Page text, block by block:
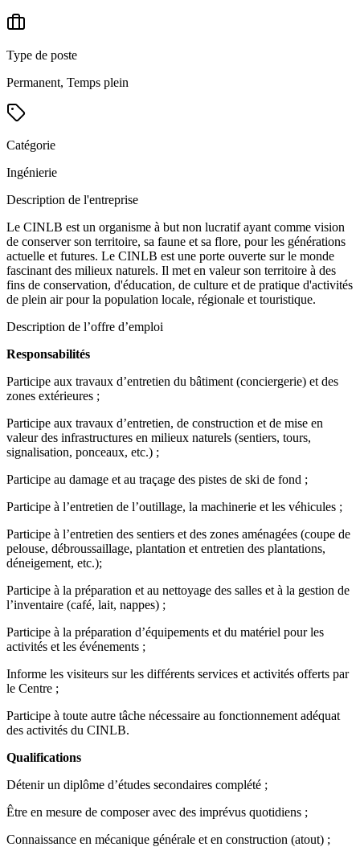
Type de poste
Permanent, Temps plein
Catégorie
Ingénierie
Description de l'entreprise
Le CINLB est un organisme à but non lucratif ayant comme vision
de conserver son territoire, sa faune et sa flore, pour les générations
actuelle et futures. Le CINLB est une porte ouverte sur le monde
fascinant des milieux naturels. Il met en valeur son territoire à des
fins de conservation, d'éducation, de culture et de pratique d'activités
de plein air pour la population locale, régionale et touristique.
Description de l’offre d’emploi
Responsabilités
Participe aux travaux d’entretien du bâtiment (conciergerie) et des
zones extérieures ;
Participe aux travaux d’entretien, de construction et de mise en
valeur des infrastructures en milieux naturels (sentiers, tours,
signalisation, ponceaux, etc.) ;
Participe au damage et au traçage des pistes de ski de fond ;
Participe à l’entretien de l’outillage, la machinerie et les véhicules ;
Participe à l’entretien des sentiers et des zones aménagées (coupe de
pelouse, débroussaillage, plantation et entretien des plantations,
déneigement, etc.);
Participe à la préparation et au nettoyage des salles et à la gestion de
l’inventaire (café, lait, nappes) ;
Participe à la préparation d’équipements et du matériel pour les
activités et les événements ;
Informe les visiteurs sur les différents services et activités offerts par
le Centre ;
Participe à toute autre tâche nécessaire au fonctionnement adéquat
des activités du CINLB.
Qualifications
Détenir un diplôme d’études secondaires complété ;
Être en mesure de composer avec des imprévus quotidiens ;
Connaissance en mécanique générale et en construction (atout) ;